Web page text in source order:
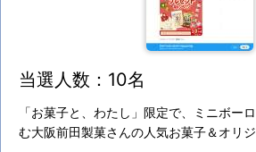
当選人数：10名
「お菓子と、わたし」限定で、ミニボー
む大阪前田製菓さんの人気お菓子＆オリ